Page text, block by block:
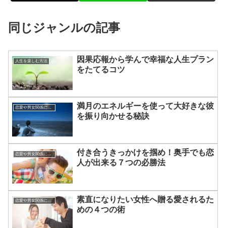
同じジャンルの記事
人生を楽しむ方法
因果応報から学んで幸福な人生プラン
をたてるコツ
恋愛や男女関係についてのあれこれ
満月のエネルギーを使って大好きな彼
を振り向かせる秘訣
付き合うきっかけを掴め！奥手でも恋
人が出来る７つの必勝法
恋愛や男女関係についてのあれこれ
素直になりたい女性へ贈る愛されるた
めの４つの術